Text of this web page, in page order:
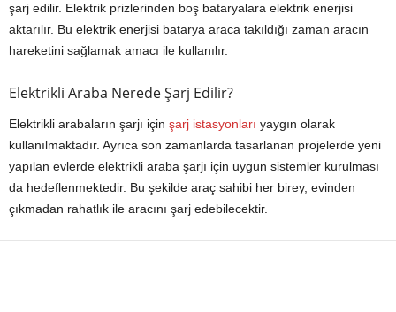
şarj edilir. Elektrik prizlerinden boş bataryalara elektrik enerjisi
aktarılır. Bu elektrik enerjisi batarya araca takıldığı zaman aracın
hareketini sağlamak amacı ile kullanılır.
Elektrikli Araba Nerede Şarj Edilir?
Elektrikli arabaların şarjı için şarj istasyonları yaygın olarak
kullanılmaktadır. Ayrıca son zamanlarda tasarlanan projelerde yeni
yapılan evlerde elektrikli araba şarjı için uygun sistemler kurulması
da hedeflenmektedir. Bu şekilde araç sahibi her birey, evinden
çıkmadan rahatlık ile aracını şarj edebilecektir.